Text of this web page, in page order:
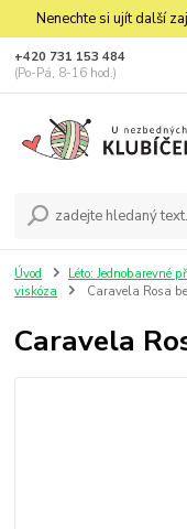
Nenechte si ujít další
+420 731 153 484
(Po-Pá, 8-16 hod.)
Úvod Léto: Jednobarevné
viskóza
Caravela Rosa
Caravela